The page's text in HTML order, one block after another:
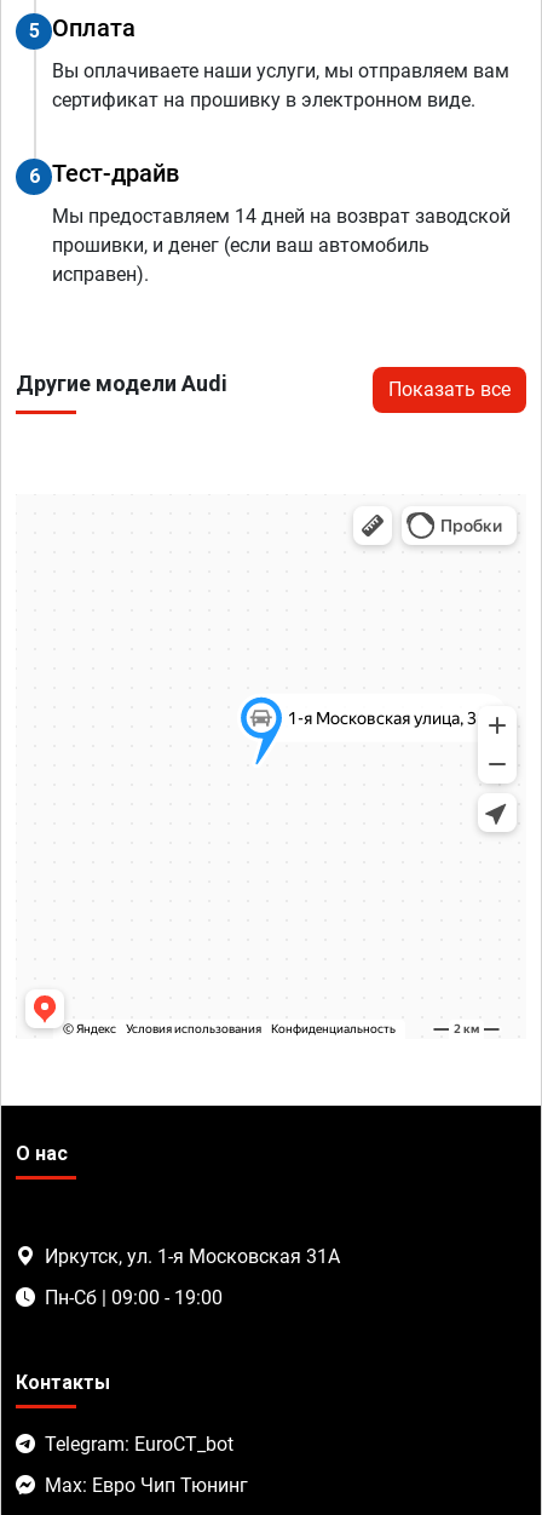
5 Оплата
Вы оплачиваете наши услуги, мы отправляем вам
сертификат на прошивку в электронном виде.
6 Тест-драйв
Мы предоставляем 14 дней на возврат заводской
прошивки, и денег (если ваш автомобиль
исправен).
Другие модели Audi Показать все
О нас
Иркутск, ул. 1-я Московская 31А
Пн-Сб | 09:00 - 19:00
Контакты
Telegram: EuroCT_bot
Max: Евро Чип Тюнинг